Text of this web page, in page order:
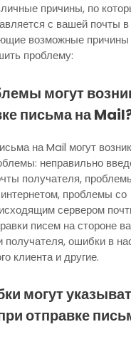
причины, по
с вашей почты
возможные причины
проблему:
могут
письма на
на Mail могут
неправильно
получателя,
проблемы со
сервером
писем на стороне
получателя, ошибки в
клиента и другие.
могут
отправке